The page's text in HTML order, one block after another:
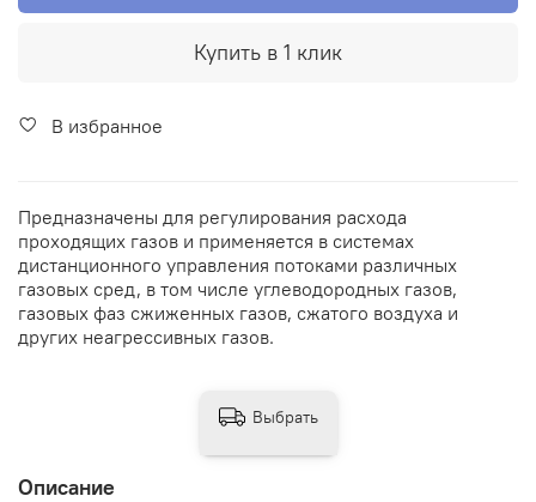
Купить в 1 клик
В избранное
Предназначены для регулирования расхода
проходящих газов и применяется в системах
дистанционного управления потоками различных
газовых сред, в том числе углеводородных газов,
газовых фаз сжиженных газов, сжатого воздуха и
других неагрессивных газов.
Описание
Выбрать